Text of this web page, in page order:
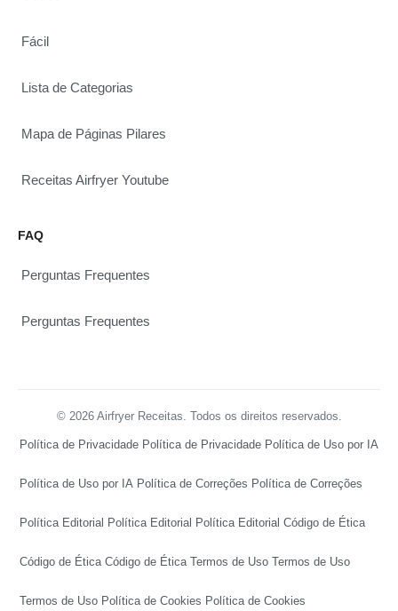
Fácil
Lista de Categorias
Mapa de Páginas Pilares
Receitas Airfryer Youtube
FAQ
Perguntas Frequentes
Perguntas Frequentes
© 2026 Airfryer Receitas. Todos os direitos reservados.
Política de Privacidade Política de Privacidade Política de Uso por IA
Política de Uso por IA Política de Correções Política de Correções
Política Editorial Política Editorial Política Editorial Código de Ética
Código de Ética Código de Ética Termos de Uso Termos de Uso
Termos de Uso Política de Cookies Política de Cookies